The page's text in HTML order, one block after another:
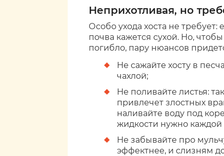
Неприхотливая, но
Особо ухода хоста не требует:
почва кажется сухой. Но,
погибло, пару нюансов
Не сажайте хосту в
чахлой;
Не поливайте листья:
привлечет злостных
наливайте воду под
жидкости нужно каждой
Не забывайте про
эффектнее, и слизням